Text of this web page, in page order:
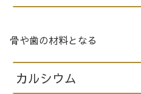
骨や歯の材料となる
カルシウム